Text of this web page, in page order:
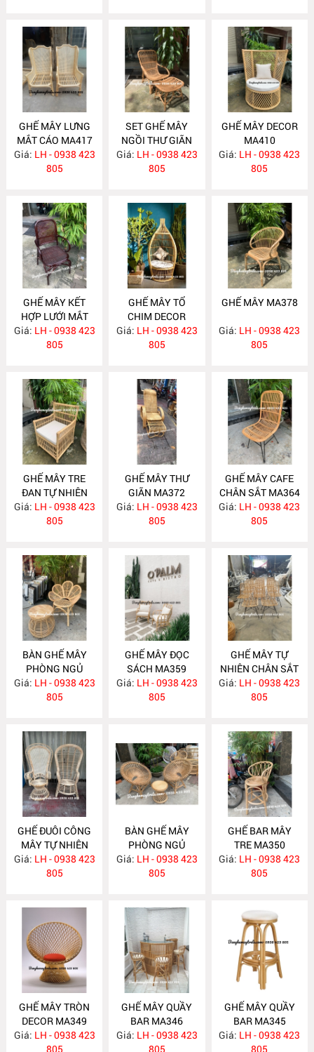
GHẾ MÂY LƯNG
MẮT CÁO MA417
Giá: LH - 0938 423
805
SET GHẾ MÂY
NGỒI THƯ GIÃN
MA416
Giá: LH - 0938 423
805
GHẾ MÂY DECOR
MA410
Giá: LH - 0938 423
805
GHẾ MÂY KẾT
HỢP LƯỚI MẮT
CÁO MA400
Giá: LH - 0938 423
805
GHẾ MÂY TỔ
CHIM DECOR
MA395
Giá: LH - 0938 423
805
GHẾ MÂY MA378
Giá: LH - 0938 423
805
GHẾ MÂY TRE
ĐAN TỰ NHIÊN
MA377
Giá: LH - 0938 423
805
GHẾ MÂY THƯ
GIÃN MA372
Giá: LH - 0938 423
805
GHẾ MÂY CAFE
CHÂN SẮT MA364
Giá: LH - 0938 423
805
BÀN GHẾ MÂY
PHÒNG NGỦ
MA360
Giá: LH - 0938 423
805
GHẾ MÂY ĐỌC
SÁCH MA359
Giá: LH - 0938 423
805
GHẾ MÂY TỰ
NHIÊN CHÂN SẮT
MA358
Giá: LH - 0938 423
805
GHẾ ĐUÔI CÔNG
MÂY TỰ NHIÊN
MA357
Giá: LH - 0938 423
805
BÀN GHẾ MÂY
PHÒNG NGỦ
MA352
Giá: LH - 0938 423
805
GHẾ BAR MÂY
TRE MA350
Giá: LH - 0938 423
805
GHẾ MÂY TRÒN
DECOR MA349
Giá: LH - 0938 423
805
GHẾ MÂY QUẦY
BAR MA346
Giá: LH - 0938 423
805
GHẾ MÂY QUẦY
BAR MA345
Giá: LH - 0938 423
805